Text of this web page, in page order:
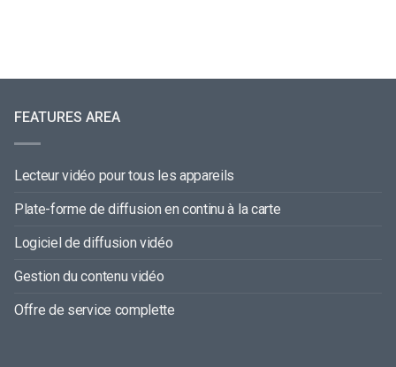
FEATURES AREA
Lecteur vidéo pour tous les appareils
Plate-forme de diffusion en continu à la carte
Logiciel de diffusion vidéo
Gestion du contenu vidéo
Offre de service complette